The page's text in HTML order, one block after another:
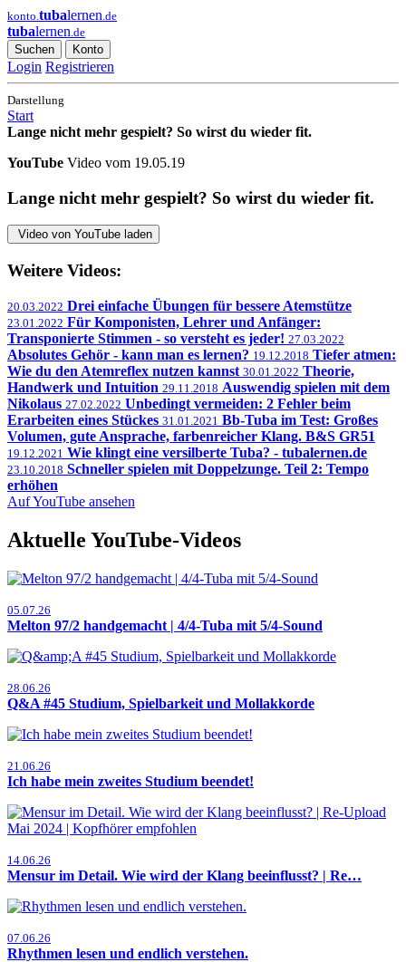
konto.tubalernen.de
tubalernen.de
Suchen
Konto
Login Registrieren
Darstellung
Start
Lange nicht mehr gespielt? So wirst du wieder fit.
YouTube Video vom 19.05.19
Lange nicht mehr gespielt? So wirst du wieder fit.
Video von YouTube laden
Weitere Videos:
20.03.2022 Drei einfache Übungen für bessere Atemstütze
23.01.2022 Für Komponisten, Lehrer und Anfänger:
Transponierte Stimmen - so versteht es jeder! 27.03.2022
Absolutes Gehör - kann man es lernen? 19.12.2018 Tiefer atmen:
Wie du den Atemreflex nutzen kannst 30.01.2022 Theorie,
Handwerk und Intuition 29.11.2018 Auswendig spielen mit dem
Nikolaus 27.02.2022 Unbedingt vermeiden: 2 Fehler beim
Erarbeiten eines Stückes 31.01.2021 Bb-Tuba im Test: Großes
Volumen, gute Ansprache, farbenreicher Klang. B&S GR51
19.12.2021 Wie klingt eine versilberte Tuba? - tubalernen.de
23.10.2018 Schneller spielen mit Doppelzunge. Teil 2: Tempo
erhöhen
Auf YouTube ansehen
Aktuelle YouTube-Videos
05.07.26
Melton 97/2 handgemacht | 4/4-Tuba mit 5/4-Sound
28.06.26
Q&A #45 Studium, Spielbarkeit und Mollakkorde
21.06.26
Ich habe mein zweites Studium beendet!
14.06.26
Mensur im Detail. Wie wird der Klang beeinflusst? | Re…
07.06.26
Rhythmen lesen und endlich verstehen.